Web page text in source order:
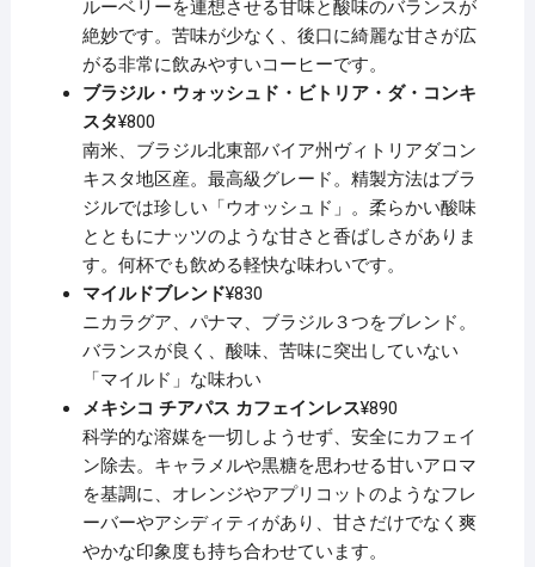
ルーベリーを連想させる甘味と酸味のバランスが
絶妙です。苦味が少なく、後口に綺麗な甘さが広
がる非常に飲みやすいコーヒーです。
ブラジル・ウォッシュド・ビトリア・ダ・コンキ
スタ¥800
南米、ブラジル北東部バイア州ヴィトリアダコン
キスタ地区産。最高級グレード。精製方法はブラ
ジルでは珍しい「ウオッシュド」。柔らかい酸味
とともにナッツのような甘さと香ばしさがありま
す。何杯でも飲める軽快な味わいです。
マイルドブレンド¥830
ニカラグア、パナマ、ブラジル３つをブレンド。
バランスが良く、酸味、苦味に突出していない
「マイルド」な味わい
メキシコ チアパス カフェインレス¥890
科学的な溶媒を一切しようせず、安全にカフェイ
ン除去。キャラメルや黒糖を思わせる甘いアロマ
を基調に、オレンジやアプリコットのようなフレ
ーバーやアシディティがあり、甘さだけでなく爽
やかな印象度も持ち合わせています。